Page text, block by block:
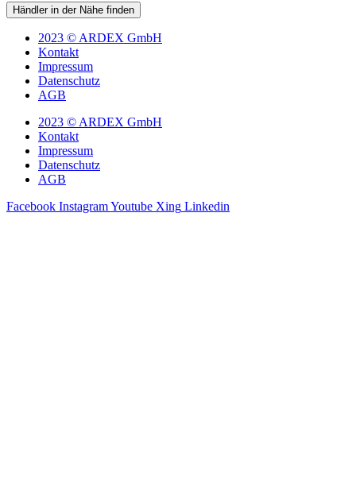
Händler in der Nähe finden
2023 © ARDEX GmbH
Kontakt
Impressum
Datenschutz
AGB
2023 © ARDEX GmbH
Kontakt
Impressum
Datenschutz
AGB
Facebook InstagramYoutube Xing Linkedin